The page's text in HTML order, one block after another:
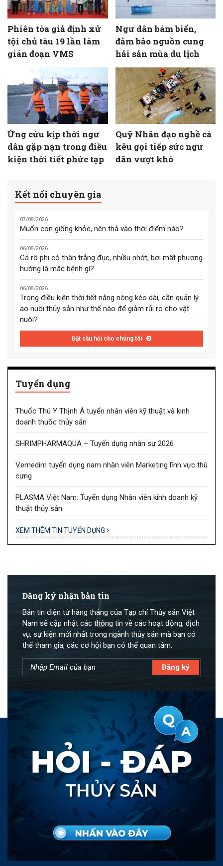
Phiên tòa giả định xử
tội chủ tàu 19 lần làm
gián đoạn VMS
Ngư dân bám biển,
đảm bảo nguồn cung
hải sản mùa du lịch
Ứng cứu kịp thời ngư
dân gặp nạn trong điều
kiện thời tiết phức tạp
Quỹ Nhân đạo nghề cá
kêu gọi tiếp sức ngư
dân vượt khó
Kết nối chuyên gia
07/08/2026
Muốn con giống khỏe, nên thả vào thời điểm nào?
06/08/2026
Cá rô phi có thân trắng đục, nhiều nhớt, bơi mất phương
hướng là mắc bệnh gì?
06/08/2026
Trong điều kiện thời tiết nắng nóng kéo dài, cần quản lý
ao nuôi thủy sản như thế nào để giảm rủi ro cho vật
nuôi?
Đặt câu hỏi cho chúng tôi
Tuyển dụng
Thuốc Thú Y Thịnh Á tuyển nhân viên kỹ thuật và kinh
doanh thuốc thủy sản
SHRIMPHARMAQUA – Tuyển dụng nhân sự 2026
Vemedim tuyển dụng nam nhân viên Marketing lĩnh vực thú
cưng
PLASMA Việt Nam: Tuyển dụng Nhân viên kinh doanh kỹ
thuật thủy sản
XEM THÊM TIN TUYỂN DỤNG
Đăng ký nhận bản tin
Bản tin điện tử hàng tháng của Tạp chí Thủy sản Việt
Nam sẽ cập nhật các thông tin về các hoạt động, dịch
vụ, sự kiện mới nhất trong ngành thủy sản mà bạn có
thể tham gia, các cơ hội bạn có thể quan tâm.